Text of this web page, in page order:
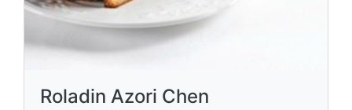
Roladin Azori Chen